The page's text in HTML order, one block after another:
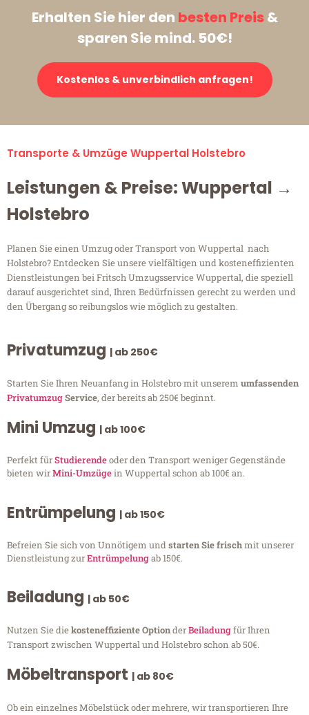
Erhalten Sie hier den besten Preis&
sparen Sie mind. 50€!
Kostenlos & unverbindlich anfragen!
Transporte & Umzüge Wuppertal Holstebro
Leistungen & Preise: Wuppertal →
Holstebro
Planen Sie einen Umzug oder Transport von Wuppertal nach
Holstebro? Entdecken Sie unsere vielfältigen und kosteneffizienten
Dienstleistungen bei Fritsch Umzugsservice Wuppertal, die speziell
darauf ausgerichtet sind, Ihren Bedürfnissen gerecht zu werden und
den Übergang so reibungslos wie möglich zu gestalten.
Privatumzug | ab 250€
Starten Sie Ihren Neuanfang in Holstebro mit unserem umfassenden
PrivatumzugService, der bereits ab 250€ beginnt.
Mini Umzug | ab 100€
Perfekt fürStudierendeoder den Transport weniger Gegenstände
bieten wirMini-Umzügein Wuppertal schon ab 100€ an.
Entrümpelung | ab 150€
Befreien Sie sich von Unnötigem undstarten Sie frischmit unserer
Dienstleistung zurEntrümpelungab 150€.
Beiladung | ab 50€
Nutzen Sie diekosteneffiziente OptionderBeiladungfür Ihren
Transport zwischen Wuppertal und Holstebro schon ab 50€.
Möbeltransport | ab 80€
Ob ein einzelnes Möbelstück oder mehrere, wir transportieren Ihre